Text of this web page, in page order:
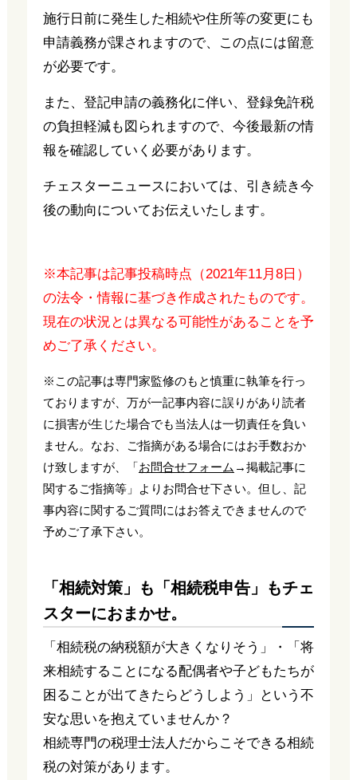
施行日前に発生した相続や住所等の変更にも
申請義務が課されますので、この点には留意
が必要です。
また、登記申請の義務化に伴い、登録免許税
の負担軽減も図られますので、今後最新の情
報を確認していく必要があります。
チェスターニュースにおいては、引き続き今
後の動向についてお伝えいたします。
※本記事は記事投稿時点（2021年11月8日）
の法令・情報に基づき作成されたものです。
現在の状況とは異なる可能性があることを予
めご了承ください。
※この記事は専門家監修のもと慎重に執筆を行っ
ておりますが、万が一記事内容に誤りがあり読者
に損害が生じた場合でも当法人は一切責任を負い
ません。なお、ご指摘がある場合にはお手数おか
け致しますが、「お問合せフォーム →掲載記事に
関するご指摘等」よりお問合せ下さい。但し、記
事内容に関するご質問にはお答えできませんので
予めご了承下さい。
「相続対策」も「相続税申告」もチェ
スターにおまかせ。
「相続税の納税額が大きくなりそう」・「将
来相続することになる配偶者や子どもたちが
困ることが出てきたらどうしよう」という不
安な思いを抱えていませんか？
相続専門の税理士法人だからこそできる相続
税の対策があります。